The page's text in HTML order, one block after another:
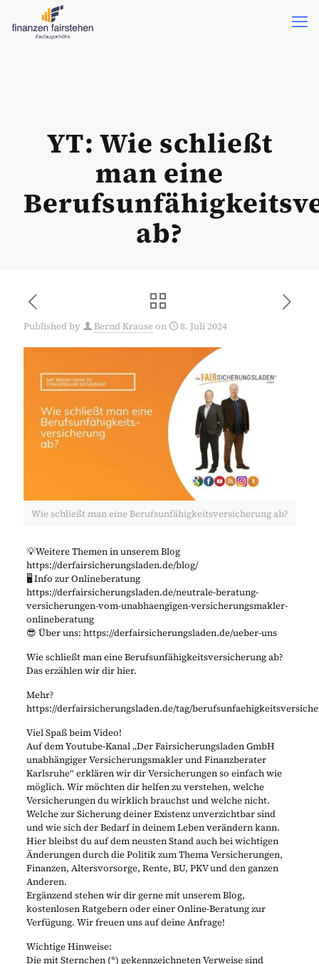
YT: Wie schließt
man eine
ab?
Published by Bernd Krause on 8. Juli 2024
Wie schließt man eine Berufsunfähigkeitsversicherung ab?
💡Weitere Themen in unserem Blog
https://derfairsicherungsladen.de/blog/
🖥️ Info zur Onlineberatung
https://derfairsicherungsladen.de/neutrale-beratung-
versicherungen-vom-unabhaengigen-versicherungsmakler-
onlineberatung
😎 Über uns: https://derfairsicherungsladen.de/ueber-uns
Wie schließt man eine Berufsunfähigkeitsversicherung ab?
Das erzählen wir dir hier.
Mehr?
https://derfairsicherungsladen.de/tag/
Viel Spaß beim Video!
Auf dem Youtube-Kanal „Der Fairsicherungsladen GmbH
unabhängiger Versicherungsmakler und Finanzberater
Karlsruhe“ erklären wir dir Versicherungen so einfach wie
möglich. Wir möchten dir helfen zu verstehen, welche
Versicherungen du wirklich brauchst und welche nicht.
Welche zur Sicherung deiner Existenz unverzichtbar sind
und wie sich der Bedarf in deinem Leben verändern kann.
Hier bleibst du auf dem neusten Stand auch bei wichtigen
Änderungen durch die Politik zum Thema Versicherungen,
Finanzen, Altersvorsorge, Rente, BU, PKV und den ganzen
Anderen.
Ergänzend stehen wir dir gerne mit unserem Blog,
kostenlosen Ratgebern oder einer Online-Beratung zur
Verfügung. Wir freuen uns auf deine Anfrage!
Wichtige Hinweise:
Die mit Sternchen (*) gekennzeichneten Verweise sind